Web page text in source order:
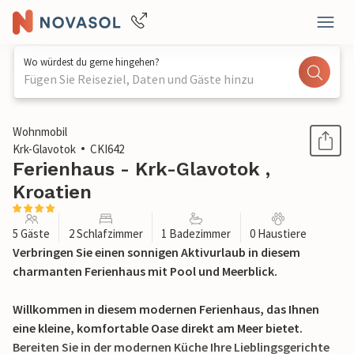
Wo würdest du gerne hingehen?
Fügen Sie Reiseziel, Daten und Gäste hinzu
1 / 38
Wohnmobil
Krk-Glavotok
CKI642
Ferienhaus - Krk-Glavotok ,
Kroatien
5 Gäste 2 Schlafzimmer 1 Badezimmer 0 Haustiere
Verbringen Sie einen sonnigen Aktivurlaub in diesem
charmanten Ferienhaus mit Pool und Meerblick.
Willkommen in diesem modernen Ferienhaus, das Ihnen
eine kleine, komfortable Oase direkt am Meer bietet.
Bereiten Sie in der modernen Küche Ihre Lieblingsgerichte